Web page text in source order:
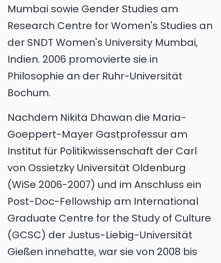
Mumbai sowie Gender Studies am
Research Centre for Women's Studies an
der SNDT Women's University Mumbai,
Indien. 2006 promovierte sie in
Philosophie an der Ruhr-Universität
Bochum.
Nachdem Nikita Dhawan die Maria-
Goeppert-Mayer Gastprofessur am
Institut für Politikwissenschaft der Carl
von Ossietzky Universität Oldenburg
(WiSe 2006-2007) und im Anschluss ein
Post-Doc-Fellowship am International
Graduate Centre for the Study of Culture
(GCSC) der Justus-Liebig-Universität
Gießen innehatte, war sie von 2008 bis